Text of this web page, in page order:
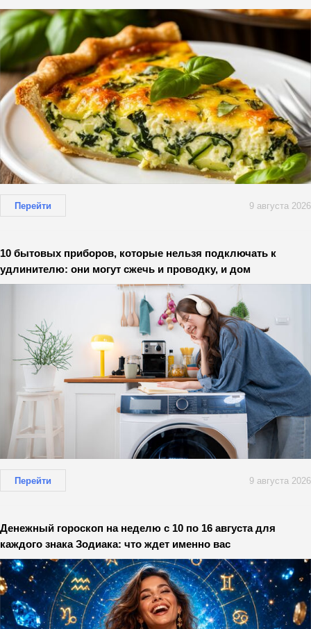
Перейти 9 августа 2026
10 бытовых приборов, которые нельзя подключать к
удлинителю: они могут сжечь и проводку, и дом
Перейти 9 августа 2026
Денежный гороскоп на неделю с 10 по 16 августа для
каждого знака Зодиака: что ждет именно вас